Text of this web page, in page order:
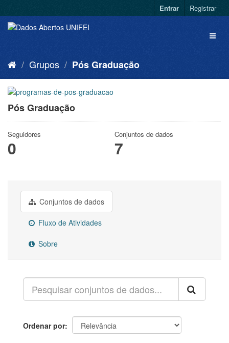
Entrar Registrar
Grupos Pós Graduação
Pós Graduação
Seguidores
0
Conjuntos de dados
7
Conjuntos de dados
Fluxo de Atividades
Sobre
Ordenar por